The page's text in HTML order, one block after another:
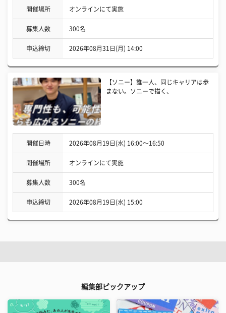
開催場所 オンラインにて実施
募集人数 300名
申込締切 2026年08月31日(月) 14:00
【ソニー】誰一人、同じキャリアは歩
まない。ソニーで描く、
開催日時 2026年08月19日(水) 16:00〜16:50
開催場所 オンラインにて実施
募集人数 300名
申込締切 2026年08月19日(水) 15:00
編集部ピックアップ